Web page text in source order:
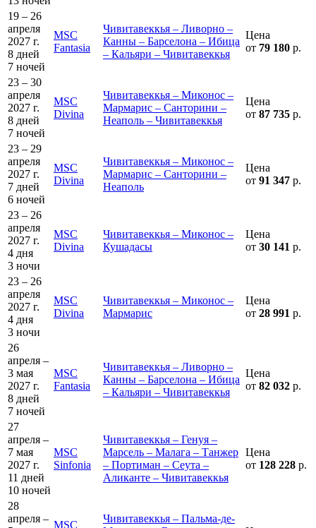
19 – 26
апреля
2027 г.
8 дней
7 ночей
MSC
Fantasia
Чивитавеккья – Ливорно –
Канны – Барселона – Ибица
– Кальяри – Чивитавеккья
Цена
от 79 180 р.
23 – 30
апреля
2027 г.
8 дней
7 ночей
MSC
Divina
Чивитавеккья – Миконос –
Мармарис – Санторини –
Неаполь – Чивитавеккья
Цена
от 87 735 р.
23 – 29
апреля
2027 г.
7 дней
6 ночей
MSC
Divina
Чивитавеккья – Миконос –
Мармарис – Санторини –
Неаполь
Цена
от 91 347 р.
23 – 26
апреля
2027 г.
4 дня
3 ночи
MSC
Divina
Чивитавеккья – Миконос –
Кушадасы
Цена
от 30 141 р.
23 – 26
апреля
2027 г.
4 дня
3 ночи
MSC
Divina
Чивитавеккья – Миконос –
Мармарис
Цена
от 28 991 р.
26
апреля –
3 мая
2027 г.
8 дней
7 ночей
MSC
Fantasia
Чивитавеккья – Ливорно –
Канны – Барселона – Ибица
– Кальяри – Чивитавеккья
Цена
от 82 032 р.
27
апреля –
7 мая
2027 г.
11 дней
10 ночей
MSC
Sinfonia
Чивитавеккья – Генуя –
Марсель – Малага – Танжер
– Портиман – Сеута –
Аликанте – Чивитавеккья
Цена
от 128 228 р.
28
апреля –
MSC
Чивитавеккья – Пальма-де-